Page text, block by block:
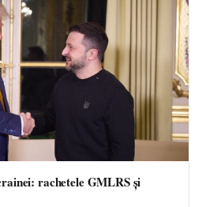
rachetele GMLRS și